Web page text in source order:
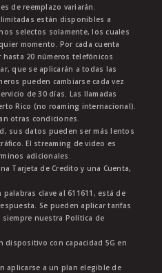
de reemplazo variarán.
están disponibles a
selectos solamente, los cuales
momento. Por cada cuenta
20 números telefónicos
que se aplicarán a todas las
pueden cambiarse cada vez
de 30 días. Las llamadas
Rico (no roaming internacional).
otras condiciones.
sus datos pueden ser más lentos
El streaming de video es
adicionales.
Tarjeta de Credito y una Cuenta,
clave al 611611, está de
Se pueden aplicar tarifas
nuestra Política de
dispositivo con capacidad 5G en
aplicarse a un plan elegible de